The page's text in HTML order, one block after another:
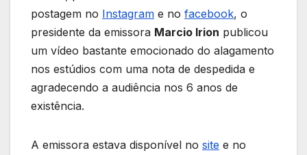
postagem no Instagram e no facebook, o
presidente da emissora Marcio Irion publicou
um vídeo bastante emocionado do alagamento
nos estúdios com uma nota de despedida e
agradecendo a audiência nos 6 anos de
existência.
A emissora estava disponível no site e no